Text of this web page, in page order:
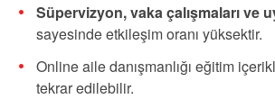
Süpervizyon, vaka çalışmaları ve
sayesinde etkileşim oranı yüksektir.
Online aile danışmanlığı eğitim
tekrar edilebilir.